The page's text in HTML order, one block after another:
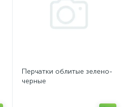
Перчатки облитые зелено-
черные